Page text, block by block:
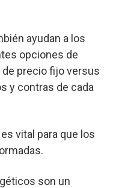
ayudan a los
opciones de
precio fijo versus
y contras de cada
vital para que los
son un